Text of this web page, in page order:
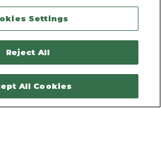
légales
Plan du site
nous
Settings
Reject All
All Cookies